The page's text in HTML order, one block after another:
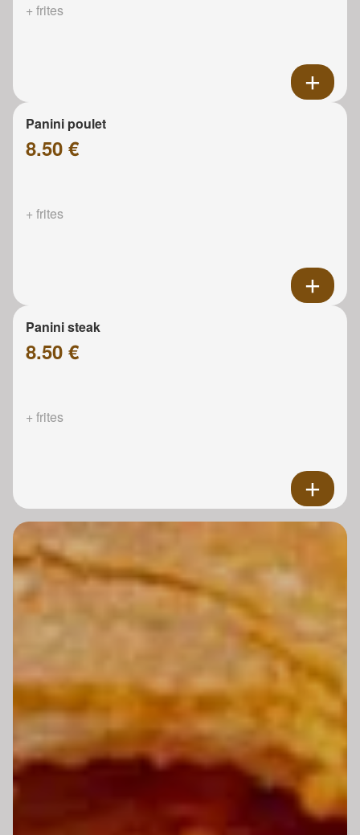
+ frites
Panini poulet
8.50 €
+ frites
Panini steak
8.50 €
+ frites